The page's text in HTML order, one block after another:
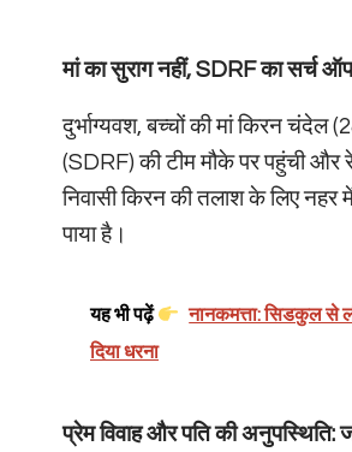
मां का सुराग नहीं, SDRF का सर्च
दुर्भाग्यवश, बच्चों की मां किरन
(SDRF) की टीम मौके पर पहुंची और
निवासी किरन की तलाश के लिए
पाया है।
यह भी पढ़ें
नानकमत्ता: सिडकुल से
दिया धरना
प्रेम विवाह और पति की अनुपस्थिति: